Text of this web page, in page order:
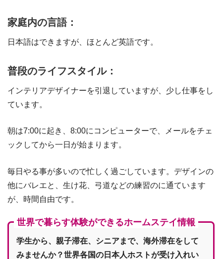
家庭内の言語：
日本語はできますが、ほとんど英語です。
普段のライフスタイル：
インテリアデザイナーを引退していますが、少し仕事をし
ています。
朝は7:00に起き、8:00にコンピューターで、メールをチェ
ックしてから一日が始まります。
毎日やる事が多いので忙しく過ごしています。デザインの
他にバレエと、生け花、弓道などの練習のに通ています
が、時間自由です。
世界で暮らす体験ができるホームステイ情報
学生から、親子滞在、シニアまで、海外滞在をして
みませんか？世界各国の日本人ホストが受け入れい